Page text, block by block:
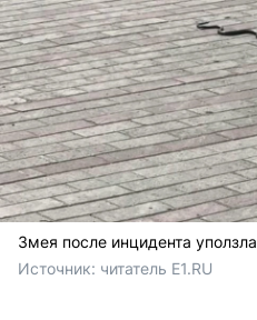
Змея после инцидента уползла
Источник: читатель E1.RU